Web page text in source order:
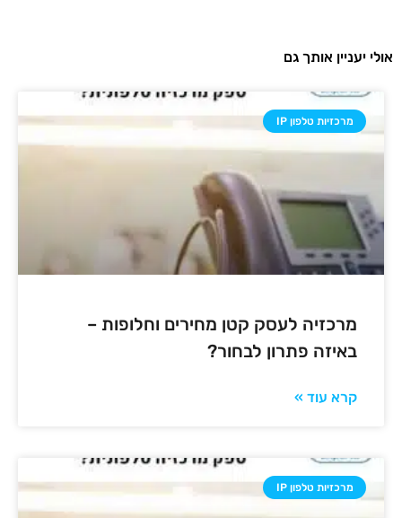
אולי יעניין אותך גם
מרכזיות טלפון IP
מרכזיה לעסק קטן מחירים וחלופות –
באיזה פתרון לבחור?
קרא עוד »
מרכזיות טלפון IP